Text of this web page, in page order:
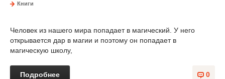
Книги
Человек из нашего мира попадает в магический. У него
открывается дар в магии и поэтому он попадает в
магическую школу,
0
Подробнее